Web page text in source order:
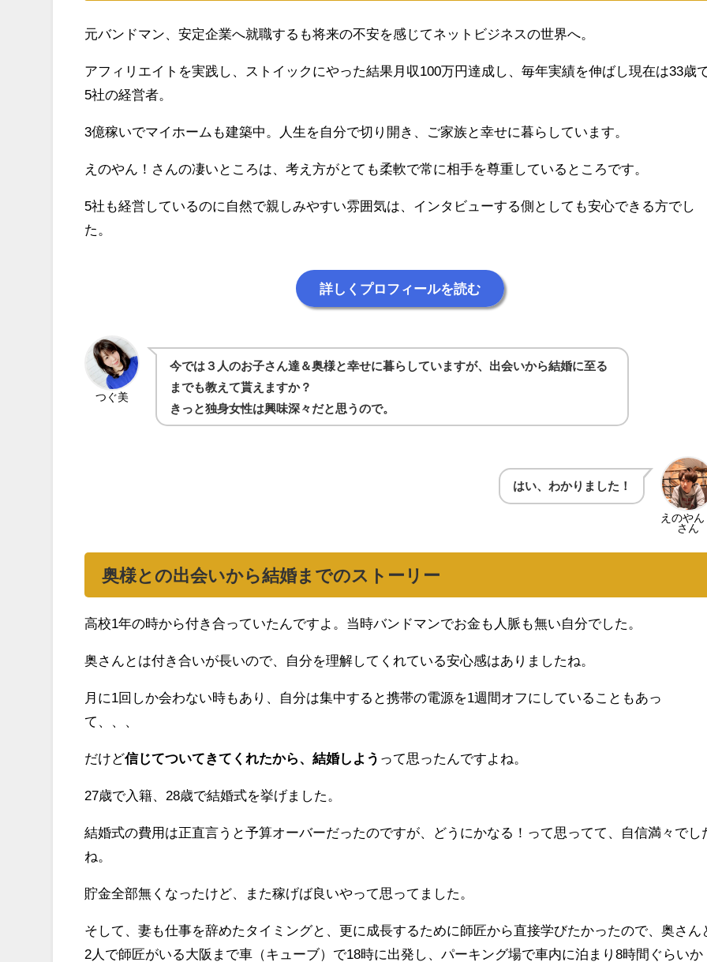
元バンドマン、安定企業へ就職するも将来の不安を感じてネットビジネスの世界へ。
アフィリエイトを実践し、ストイックにやった結果月収100万円達成し、毎年実績を伸ばし現在は33歳
5社の経営者。
3億稼いでマイホームも建築中。人生を自分で切り開き、ご家族と幸せに暮らしています。
えのやん！さんの凄いところは、考え方がとても柔軟で常に相手を尊重しているところです。
5社も経営しているのに自然で親しみやすい雰囲気は、インタビューする側としても安心できる方でし
た。
詳しくプロフィールを読む
つぐ美
今では３人のお子さん達＆奥様と幸せに暮らしていますが、出会いから結婚に至る
までも教えて貰えますか？
きっと独身女性は興味深々だと思うので。
えのやん
さん
はい、わかりました！
奥様との出会いから結婚までのストーリー
高校1年の時から付き合っていたんですよ。当時バンドマンでお金も人脈も無い自分でした。
奥さんとは付き合いが長いので、自分を理解してくれている安心感はありましたね。
月に1回しか会わない時もあり、自分は集中すると携帯の電源を1週間オフにしていることもあっ
て、、、
だけど信じてついてきてくれたから、結婚しよう って思ったんですよね。
27歳で入籍、28歳で結婚式を挙げました。
結婚式の費用は正直言うと予算オーバーだったのですが、どうにかなる！って思ってて、自信満々でし
ね。
貯金全部無くなったけど、また稼げば良いやって思ってました。
そして、妻も仕事を辞めたタイミングと、更に成長するために師匠から直接学びたかったので、奥さん
2人で師匠がいる大阪まで車（キューブ）で18時に出発し、パーキング場で車内に泊まり8時間ぐらいか